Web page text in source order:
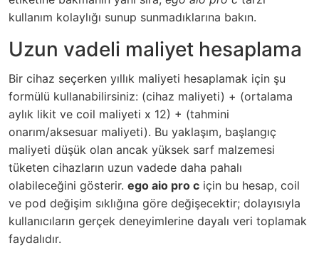
kullanım kolaylığı sunup sunmadıklarına bakın.
Uzun vadeli maliyet hesaplama
Bir cihaz seçerken yıllık maliyeti hesaplamak için şu
formülü kullanabilirsiniz: (cihaz maliyeti) + (ortalama
aylık likit ve coil maliyeti x 12) + (tahmini
onarım/aksesuar maliyeti). Bu yaklaşım, başlangıç
maliyeti düşük olan ancak yüksek sarf malzemesi
tüketen cihazların uzun vadede daha pahalı
olabileceğini gösterir. ego aio pro c için bu hesap, coil
ve pod değişim sıklığına göre değişecektir; dolayısıyla
kullanıcıların gerçek deneyimlerine dayalı veri toplamak
faydalıdır.